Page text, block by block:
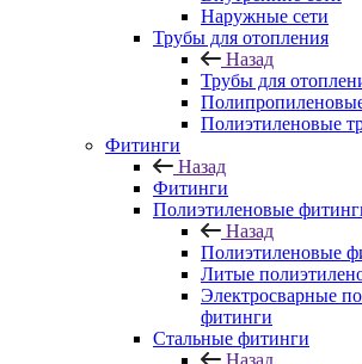
Наружные сети
Трубы для отопления
Назад
Трубы для
Полиэтиленовые
Фитинги
Назад
Фитинги
Полиэтиленовые
Назад
Полиэтиленовые
Литые
Электросварные
фитинги
Стальные фитинги
Назад